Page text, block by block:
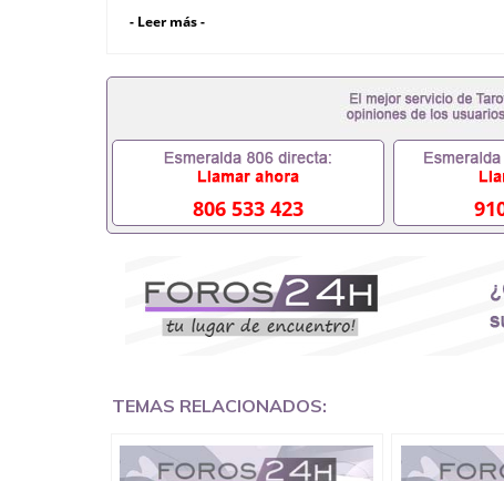
材料，随时都可以安排办理，毕业证成绩单，学
理什么材料551190476入职事业单位/国企假的
551190476办理假毕业证在国内能用吗, 挂科拿
理毕业证,没毕业可以办学历认证吗,您是否因为
材料不齐而被拒之门外551190476您是否因没正
成绩不理想毕不了业怎么办551190476找工作没
理本科/硕士毕业证551190476网上买文凭可靠吗
证怎么办理551190476国外大学文凭可以打工作
美国毕业证551190476哪里可以办理澳洲毕业证
551190476 如何拿到国外毕业证QQ微信
QQ微信551190476找毕业证封皮QQ微信
业证QQ微信551190476快速拿到国外文凭QQ微
551190476买国外文凭质量QQ微信551190476国
外毕业证价格QQ微信551190476国外编号查询
551190476办国外可查文凭QQ微信551190476网
- Leer más -
806 533 423
TEMAS RELACIONADOS: